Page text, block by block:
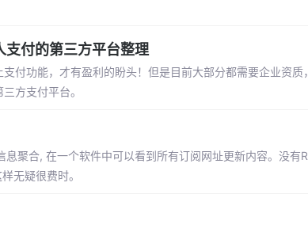
支付的第三方平台整理
付功能，才有盈利的盼头！但是目前大部分都需要企业资
方支付平台。
聚合, 在一个软件中可以看到所有订阅网址更新内容。没有
无疑很费时。